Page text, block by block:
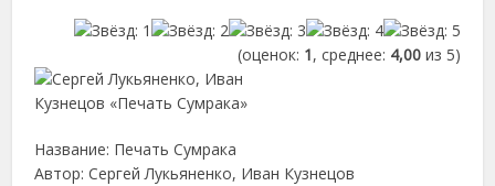
(оценок: 1, среднее: 4,00из 5)
Название: Печать Сумрака
Автор: Сергей Лукьяненко, Иван Кузнецов